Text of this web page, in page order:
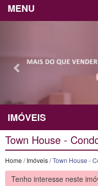
MENU
IMÓVEIS
Town House -
Home /Imóveis/ Town House -
Tenho interesse neste